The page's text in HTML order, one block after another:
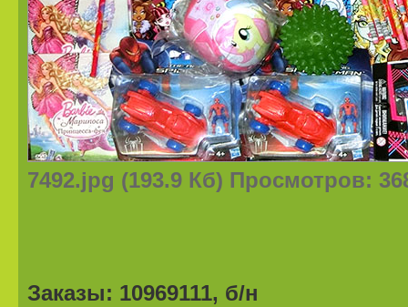
7492.jpg (193.9 Кб) Просмотров:
Заказы: 10969111, б/н